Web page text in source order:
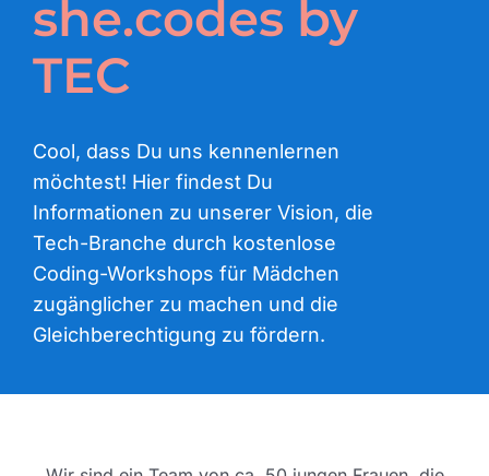
she.codes by
TEC
Cool, dass Du uns kennenlernen
möchtest! Hier findest Du
Informationen zu unserer Vision, die
Tech-Branche durch kostenlose
Coding-Workshops für Mädchen
zugänglicher zu machen und die
Gleichberechtigung zu fördern.